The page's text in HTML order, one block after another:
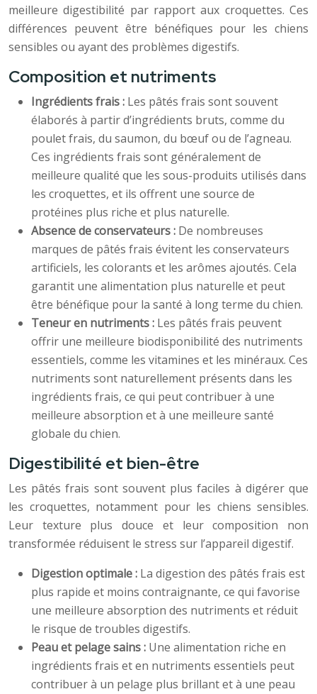
meilleure digestibilité par rapport aux croquettes. Ces
différences peuvent être bénéfiques pour les chiens
sensibles ou ayant des problèmes digestifs.
Composition et nutriments
Ingrédients frais : Les pâtés frais sont souvent
élaborés à partir d’ingrédients bruts, comme du
poulet frais, du saumon, du bœuf ou de l’agneau.
Ces ingrédients frais sont généralement de
meilleure qualité que les sous-produits utilisés dans
les croquettes, et ils offrent une source de
protéines plus riche et plus naturelle.
Absence de conservateurs : De nombreuses
marques de pâtés frais évitent les conservateurs
artificiels, les colorants et les arômes ajoutés. Cela
garantit une alimentation plus naturelle et peut
être bénéfique pour la santé à long terme du chien.
Teneur en nutriments : Les pâtés frais peuvent
offrir une meilleure biodisponibilité des nutriments
essentiels, comme les vitamines et les minéraux. Ces
nutriments sont naturellement présents dans les
ingrédients frais, ce qui peut contribuer à une
meilleure absorption et à une meilleure santé
globale du chien.
Digestibilité et bien-être
Les pâtés frais sont souvent plus faciles à digérer que
les croquettes, notamment pour les chiens sensibles.
Leur texture plus douce et leur composition non
transformée réduisent le stress sur l’appareil digestif.
Digestion optimale : La digestion des pâtés frais est
plus rapide et moins contraignante, ce qui favorise
une meilleure absorption des nutriments et réduit
le risque de troubles digestifs.
Peau et pelage sains : Une alimentation riche en
ingrédients frais et en nutriments essentiels peut
contribuer à un pelage plus brillant et à une peau